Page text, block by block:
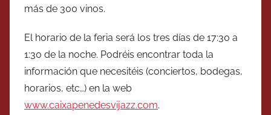
más de 300 vinos.
El horario de la feria será los tres días de 17:30 a
1:30 de la noche. Podréis encontrar toda la
información que necesitéis (conciertos, bodegas,
horarios, etc…) en la web
www.caixapenedesvijazz.com.